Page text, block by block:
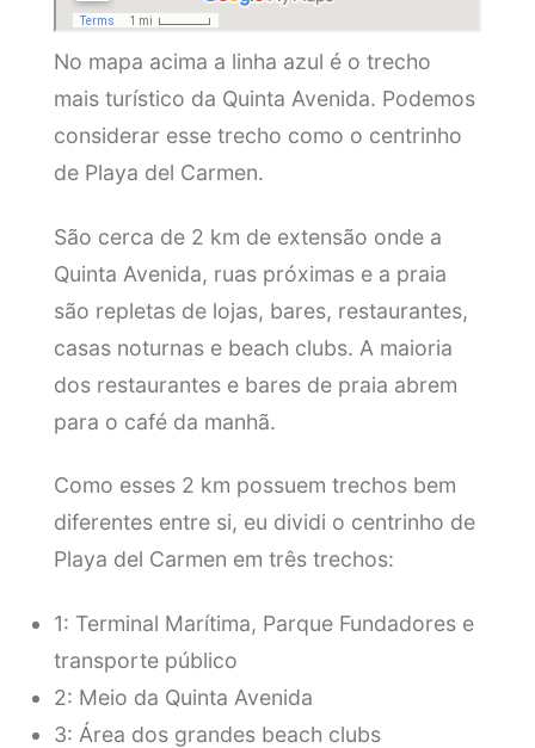
No mapa acima a linha azul é o trecho
mais turístico da Quinta Avenida. Podemos
considerar esse trecho como o centrinho
de Playa del Carmen.
São cerca de 2 km de extensão onde a
Quinta Avenida, ruas próximas e a praia
são repletas de lojas, bares, restaurantes,
casas noturnas e beach clubs. A maioria
dos restaurantes e bares de praia abrem
para o café da manhã.
Como esses 2 km possuem trechos bem
diferentes entre si, eu dividi o centrinho de
Playa del Carmen em três trechos:
1: Terminal Marítima, Parque Fundadores e
transporte público
2: Meio da Quinta Avenida
3: Área dos grandes beach clubs